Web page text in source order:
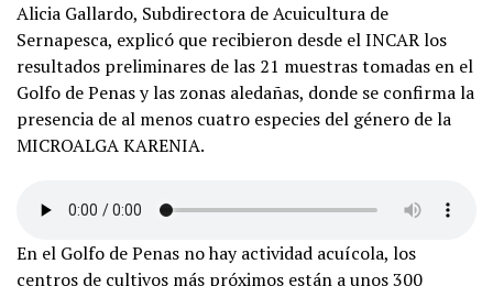
Alicia Gallardo, Subdirectora de Acuicultura de
Sernapesca, explicó que recibieron desde el INCAR los
resultados preliminares de las 21 muestras tomadas en el
Golfo de Penas y las zonas aledañas, donde se confirma la
presencia de al menos cuatro especies del género de la
MICROALGA KARENIA.
En el Golfo de Penas no hay actividad acuícola, los
centros de cultivos más próximos están a unos 300